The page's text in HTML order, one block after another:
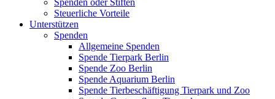
Spenden oder Stiften
Steuerliche Vorteile
Unterstützen
Spenden
Allgemeine Spenden
Spende Tierpark Berlin
Spende Zoo Berlin
Spende Aquarium Berlin
Spende Tierbeschäftigung Tierpark und Zoo